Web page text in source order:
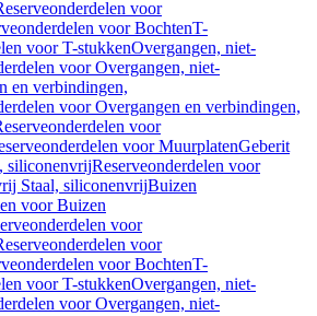
voor
voor BochtenT-
voor T-stukkenOvergangen, niet-
voor Overgangen, niet-
en verbindingen,
voor Overgangen en verbindingen,
voor
voor MuurplatenGeberit
siliconenvrijReserveonderdelen voor
Staal, siliconenvrijBuizen
voor Buizen
voor
voor
voor BochtenT-
voor T-stukkenOvergangen, niet-
voor Overgangen, niet-